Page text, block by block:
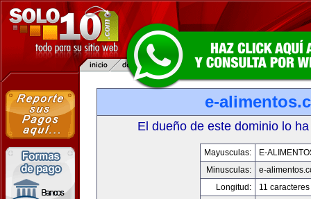
e-
El dueño de este dominio lo
Mayusculas:
E-
Minusculas:
e-
Longitud:
11 caracteres